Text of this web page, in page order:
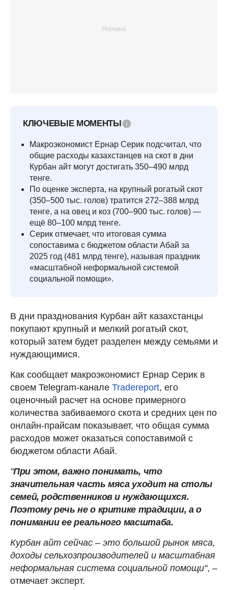
КЛЮЧЕВЫЕ МОМЕНТЫ
Макроэкономист Ернар Серик подсчитал, что
общие расходы казахстанцев на скот в дни
Курбан айт могут достигать 350–490 млрд
тенге.
По оценке эксперта, на крупный рогатый скот
(350–500 тыс. голов) тратится 272–388 млрд
тенге, а на овец и коз (700–900 тыс. голов) —
ещё 80–100 млрд тенге.
Серик отмечает, что итоговая сумма
сопоставима с бюджетом области Абай за
2025 год (481 млрд тенге), называя праздник
«масштабной неформальной системой
социальной помощи».
В дни празднования Курбан айт казахстанцы
покупают крупный и мелкий рогатый скот,
который затем будет разделен между семьями и
нуждающимися.
Как сообщает макроэкономист Ернар Серик в
своем Telegram-канале Tradereport, его
оценочный расчет на основе примерного
количества забиваемого скота и средних цен по
онлайн-прайсам показывает, что общая сумма
расходов может оказаться сопоставимой с
бюджетом области Абай.
"При этом, важно понимать, что
значительная часть мяса уходит на столы
семей, родственников и нуждающихся.
Поэтому речь не о критике традиции, а о
понимании ее реального масштаба.
Курбан айт сейчас – это большой рынок мяса,
доходы сельхозпроизводителей и масштабная
неформальная система социальной помощи", –
отмечает эксперт.